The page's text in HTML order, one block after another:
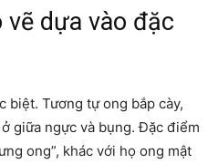
dựa vào đặc
biệt. Tương tự ong bắp cày,
giữa ngực và bụng. Đặc điểm
ong”, khác với họ ong mật